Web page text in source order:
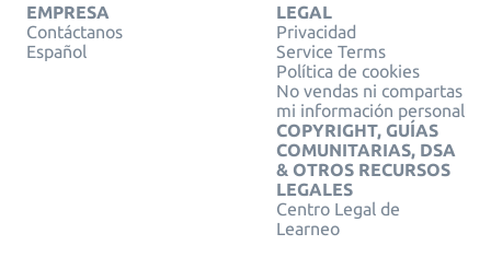
EMPRESA
Contáctanos
Español
LEGAL
Privacidad
Service Terms
Política de cookies
No vendas ni compartas
mi información personal
COPYRIGHT, GUÍAS
COMUNITARIAS, DSA
& OTROS RECURSOS
LEGALES
Centro Legal de
Learneo